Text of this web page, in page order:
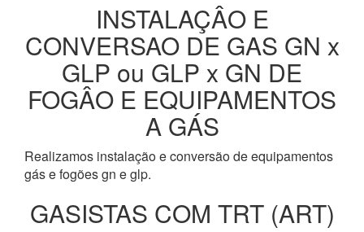
INSTALAÇÂO E
CONVERSAO DE GAS GN x
GLP ou GLP x GN DE
FOGÂO E EQUIPAMENTOS
A GÁS
Realizamos instalação e conversão de equipamentos
gás e fogões gn e glp.
GASISTAS COM TRT (ART)